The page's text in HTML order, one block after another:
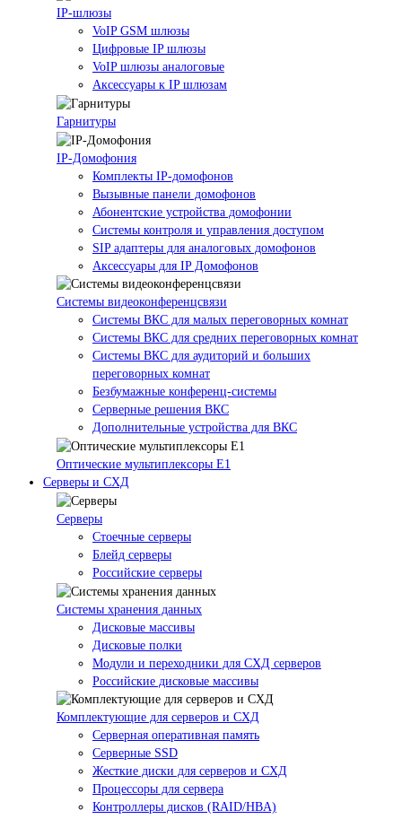
IP-шлюзы
VoIP GSM шлюзы
Цифровые IP шлюзы
VoIP шлюзы аналоговые
Аксессуары к IP шлюзам
Гарнитуры
IP-Домофония
Комплекты IP-домофонов
Вызывные панели домофонов
Абонентские устройства домофонии
Системы контроля и управления доступом
SIP адаптеры для аналоговых домофонов
Аксессуары для IP Домофонов
Системы видеоконференцсвязи
Системы ВКС для малых переговорных комнат
Системы ВКС для средних переговорных комнат
Системы ВКС для аудиторий и больших
переговорных комнат
Безбумажные конференц-системы
Серверные решения ВКС
Дополнительные устройства для ВКС
Оптические мультиплексоры Е1
Серверы и СХД
Серверы
Стоечные серверы
Блейд серверы
Российские серверы
Системы хранения данных
Дисковые массивы
Дисковые полки
Модули и переходники для СХД серверов
Российские дисковые массивы
Комплектующие для серверов и СХД
Серверная оперативная память
Серверные SSD
Жесткие диски для серверов и СХД
Процессоры для сервера
Контроллеры дисков (RAID/HBA)